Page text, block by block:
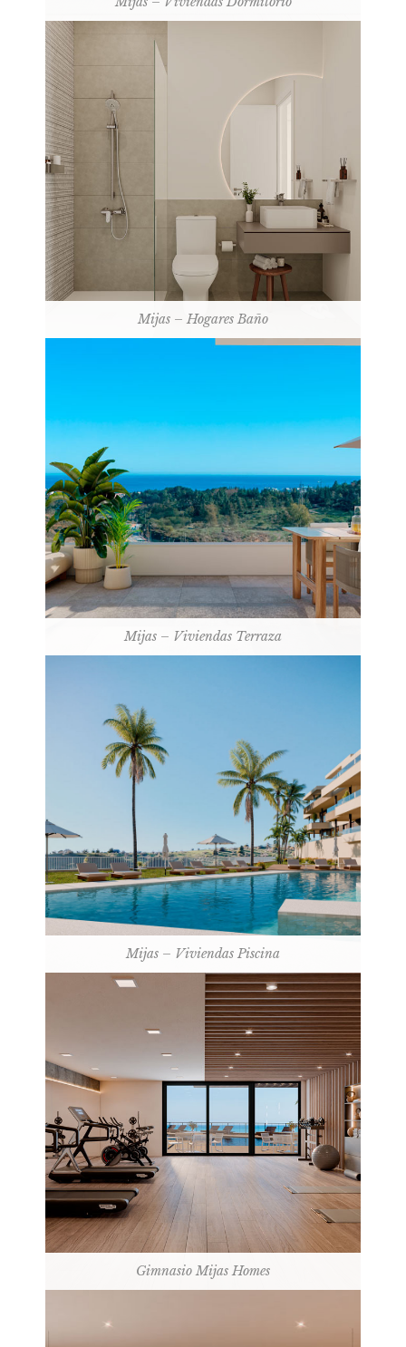
Mijas – Hogares Baño
Mijas – Viviendas Terraza
Mijas – Viviendas Piscina
Gimnasio Mijas Homes